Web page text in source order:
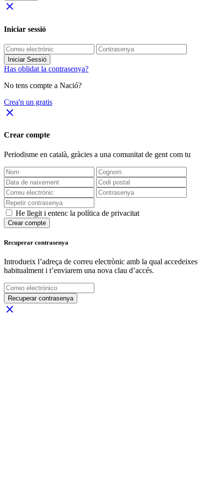
close
Iniciar sessió
Iniciar Sessió
Has oblidat la contrasenya?
No tens compte a Nació?
Crea'n un gratis
close
Crear compte
Periodisme en català, gràcies a una comunitat de gent com tu
He llegit i entenc la política de privacitat
Crear compte
Recuperar contrasenya
Introdueix l’adreça de correu electrònic amb la qual accedeixes
habitualment i t’enviarem una nova clau d’accés.
Recuperar contrasenya
close